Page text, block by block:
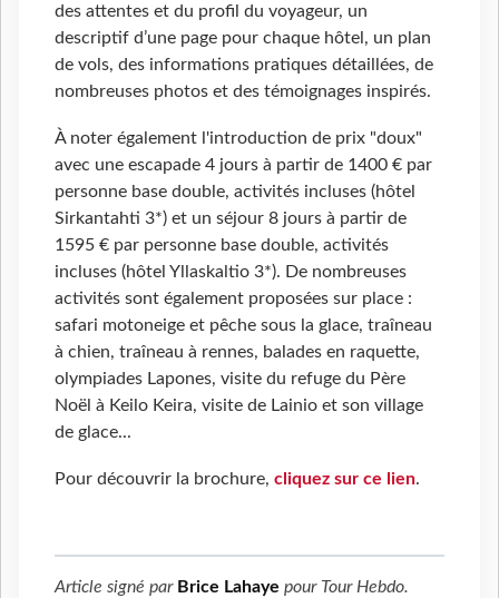
des attentes et du profil du voyageur, un
descriptif d’une page pour chaque hôtel, un plan
de vols, des informations pratiques détaillées, de
nombreuses photos et des témoignages inspirés.
À noter également l'introduction de prix "doux"
avec une escapade 4 jours à partir de 1400 € par
personne base double, activités incluses (hôtel
Sirkantahti 3*) et un séjour 8 jours à partir de
1595 € par personne base double, activités
incluses (hôtel Yllaskaltio 3*). De nombreuses
activités sont également proposées sur place :
safari motoneige et pêche sous la glace, traîneau
à chien, traîneau à rennes, balades en raquette,
olympiades Lapones, visite du refuge du Père
Noël à Keilo Keira, visite de Lainio et son village
de glace...
Pour découvrir la brochure, cliquez sur ce lien.
Article signé par Brice Lahaye pour Tour Hebdo.